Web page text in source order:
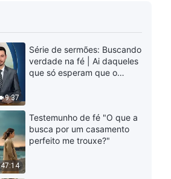
não na forma de espírito?
Série de sermões: Buscando fé
verdadeira | Por que Deus faz a
obra de julgamento nos últimos
dias?
Série de sermões: Buscando fé
verdadeira | A salvação por
meio da fé concede acesso ao
9:37
Série de sermões: Buscando
verdade na fé | Ai daqueles
que só esperam que o
47:14
Testemunho de fé "O que a
busca por um casamento
perfeito me trouxe?"